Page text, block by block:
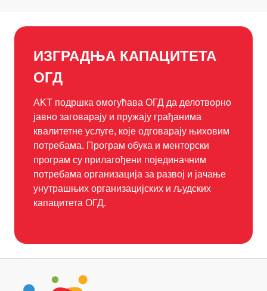
ИЗГРАДЊА КАПАЦИТЕТА
ОГД
AKT подршка омогућава ОГД да делотворно
јавно заговарају и пружају грађанима
квалитетне услуге, које одговарају њиховим
потребама. Програм обука и менторски
програм су прилагођени појединачним
потребама организација за развој и јачање
унутрашњих организацијских и људских
капацитета ОГД.